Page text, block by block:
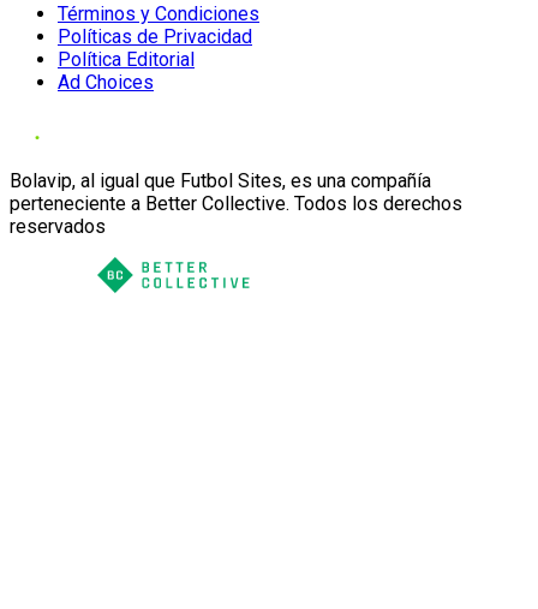
Términos y Condiciones
Políticas de Privacidad
Política Editorial
Ad Choices
Bolavip, al igual que Futbol Sites, es una compañía
perteneciente a Better Collective. Todos los derechos
reservados